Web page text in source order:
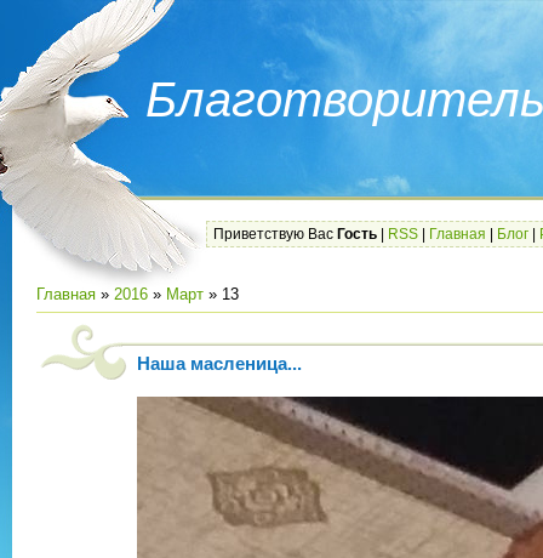
Приветствую Вас Гость RSS Главная Блог
Главная » 2016 » Март » 13
Наша масленица...